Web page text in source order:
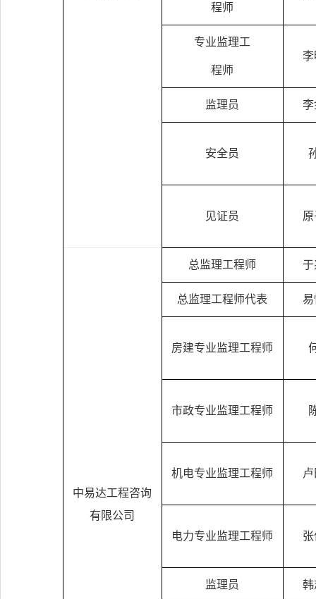
程师
专业监理工
程师
李
监理员 李
安全员
见证员
中易达工程咨询
有限公司
总监理工程师 于
总监理工程师代表 易
房建专业监理工程师
市政专业监理工程师
机电专业监理工程师
电力专业监理工程师
监理员 韩